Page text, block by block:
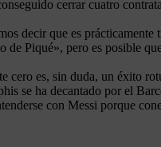
cerrar cuatro
decir que es
Piqué», pero es posible
cero es, sin duda, un éxito
se ha decantado por el
con Messi porque